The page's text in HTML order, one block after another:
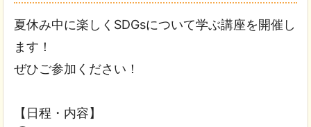
夏休み中に楽しくSDGsについて学ぶ講座を開催し
ます！
ぜひご参加ください！
【日程・内容】